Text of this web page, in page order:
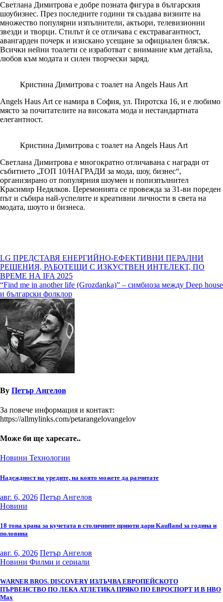
Светлана Димитрова е добре позната фигура в българския
шоубизнес. През последните години тя създава визиите на
множество популярни изпълнители, актьори, телевизионни
звезди и творци. Стилът ѝ се отличава с екстравагантност,
авангарден почерк и изискано усещане за официален блясък.
Всички нейни тоалети се изработват с внимание към детайла,
любов към модата и силен творчески заряд.
Кристина Димитрова с тоалет на Angels Haus Art
Angels Haus Art се намира в София, ул. Пиротска 16, и е любимо
място за почитателите на високата мода и нестандартната
елегантност.
Кристина Димитрова с тоалет на Angels Haus Art
Светлана Димитрова е многократно отличавана с награди от
събитието „ТОП 10/НАГРАДИ за мода, шоу, бизнес“,
организирано от популярния шоумен и попизпълнител
Красимир Недялков. Церемонията се провежда за 31-ви пореден
път и събира най-успелите и креативни личности в света на
модата, шоуто и бизнеса.
Навигация
LG ПРЕДСТАВЯ ЕНЕРГИЙНО-ЕФЕКТИВНИ ПЕРАЛНИ
РЕШЕНИЯ, РАБОТЕЩИ С ИЗКУСТВЕН ИНТЕЛЕКТ, ПО
ВРЕМЕ НА IFA 2025
“Find me in another life (Grozdanka)” – симбиоза между Deep house
и български фолклор
By Петър Ангелов
За повече информация и контакт:
https://allmylinks.com/petarangelovangelov
Може би ще харесате..
Новини Технологии
Надеждност на уредите, на която можете да разчитате
авг. 6, 2026 Петър Ангелов
Новини
18 тона храна за кучетата в столичните приюти дари Kaufland за година и
половина
авг. 6, 2026 Петър Ангелов
Новини Филми и сериали
WARNER BROS. DISCOVERY ИЗЛЪЧВА ЕВРОПЕЙСКОТО
ПЪРВЕНСТВО ПО ЛЕКА АТЛЕТИКА ПРЯКО ПО ЕВРОСПОРТ И В НВО
Мах